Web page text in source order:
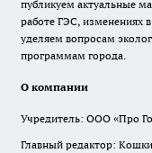
публикуем актуальные
работе ГЭС, изменениях
уделяем вопросам
программам города.
О компании
Учредитель: ООО «Про
Главный редактор: